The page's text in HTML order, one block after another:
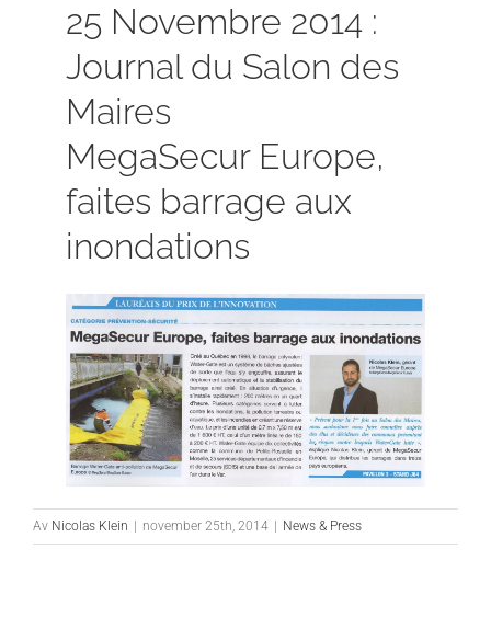
25 Novembre 2014 :
Journal du Salon des
Maires
MegaSecur Europe,
faites barrage aux
inondations
Av Nicolas Klein november 25th, 2014 News & Press